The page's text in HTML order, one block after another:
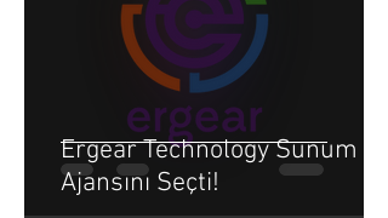
Ergear Technology Sunum
Ajansını Seçti!